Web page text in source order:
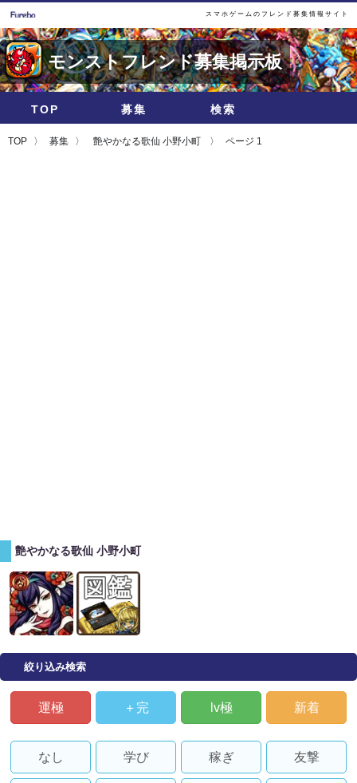
スマホゲームのフレンド募集情報サイト
モンストフレンド募集掲示板
TOP 募集 検索
TOP 募集 艶やかなる歌仙 小野小町 ページ 1
艶やかなる歌仙 小野小町
絞り込み検索
運極 ＋完 lv極 新着
なし 学び 稼ぎ 友撃